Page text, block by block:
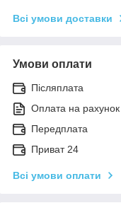
Всі умови доставки
Умови оплати
Післяплата
Оплата на рахунок
Передплата
Приват 24
Всі умови оплати